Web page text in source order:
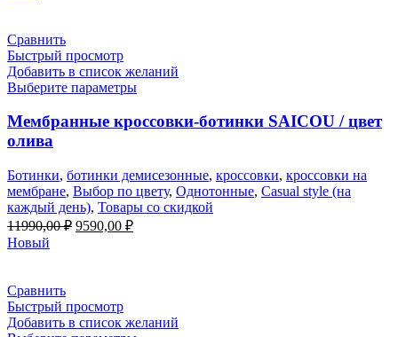
Сравнить
Быстрый просмотр
Добавить в список желаний
Выберите параметры
Мембранные кроссовки-ботинки SAICOU / цвет
олива
Ботинки, ботинки демисезонные, кроссовки, кроссовки на
мембране, Выбор по цвету, Однотонные, Casual style (на
каждый день), Товары со скидкой
11990,00₽ Первоначальная
9590,00 ₽Текущая
Новый
Сравнить
Быстрый просмотр
Добавить в список желаний